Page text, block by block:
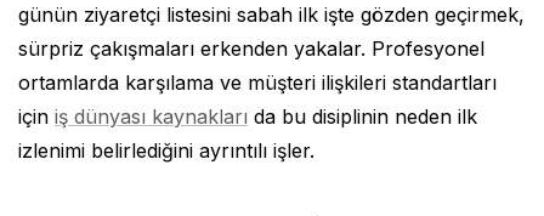
günün ziyaretçi listesini sabah ilk işte gözden geçirmek,
sürpriz çakışmaları erkenden yakalar. Profesyonel
ortamlarda karşılama ve müşteri ilişkileri standartları
için iş dünyası kaynakları da bu disiplinin neden ilk
izlenimi belirlediğini ayrıntılı işler.